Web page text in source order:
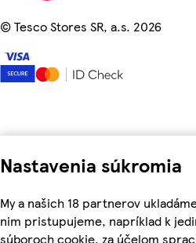
Nastavenia súkromia
My a našich 18 partnerov
nim pristupujeme, napríklad k
súboroch cookie, za účelom
©Tesco Stores SR, a.s. 2026